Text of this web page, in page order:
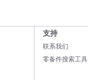
支持
联系我们
零备件搜索工具